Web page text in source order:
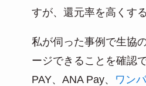
すが、還元率を高くす
私が伺った事例で生協
ージできることを確認
PAY、ANA Pay、
ワン